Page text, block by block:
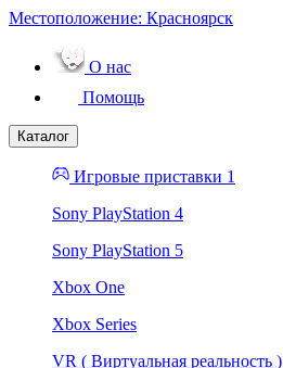
Местоположение: Красноярск
О нас
Помощь
Каталог
Игровые приставки 1
Sony PlayStation 4
Sony PlayStation 5
Xbox One
Xbox Series
VR ( Виртуальная реальность )